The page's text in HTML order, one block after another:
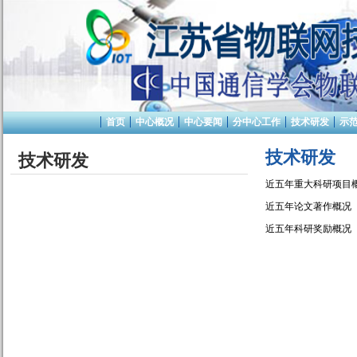
首页 中心概况 中心要闻 分中心工作 技术研发 示
技术研发 技术研发
近五年重大科研项目
近五年论文著作概况
近五年科研奖励概况